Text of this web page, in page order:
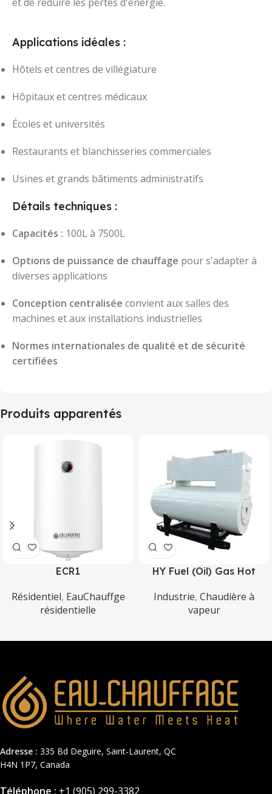
Applications idéales :
Hôtels et centres de villégiature
Hôpitaux et centres médicaux
Écoles et universités
Restaurants et blanchisseries commerciales
Usines et grands bâtiments administratifs
Détails techniques :
Capacités : 100L à 7500L
Options de puissance de chauffage pour s'adapter à
diverses applications
Conception centralisée convient aux salles des
machines et aux installations industrielles
Normes internationales de qualité et de sécurité
certifiées
Produits apparentés
ECR1
Résidentiel, EauChauffge
résidentielle
HY Fuel (Oil) Gas Hot
Industrie, Chaudière à
vapeur
Adresse : 335 Bd Deguire, Saint-Laurent, QC
H4N 1P7, Canada
Téléphone : +1 (905) 299-3382